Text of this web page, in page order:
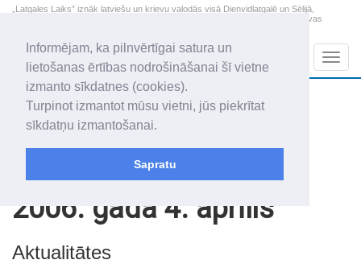
Informējam, ka pilnvērtīgai satura un
lietošanas ērtības nodrošināšanai šī vietne
izmanto sīkdatnes (cookies).
Turpinot izmantot mūsu vietni, jūs piekrītat
sīkdatņu izmantošanai.
Sapratu
„Latgales Laiks” iznāk latviešu un krievu valodās visā Dienvidlatgalē un Sēlijā,
„Latgales Laiks” latviešu valodā aptver Daugavpils valstspilsētu, Augšdaugavas
2026. gada 7. augusts
Piektdiena
Alfrēds, Fredis, Madars
+15.8
2006. gada 4. aprīlis
Aktualitātes